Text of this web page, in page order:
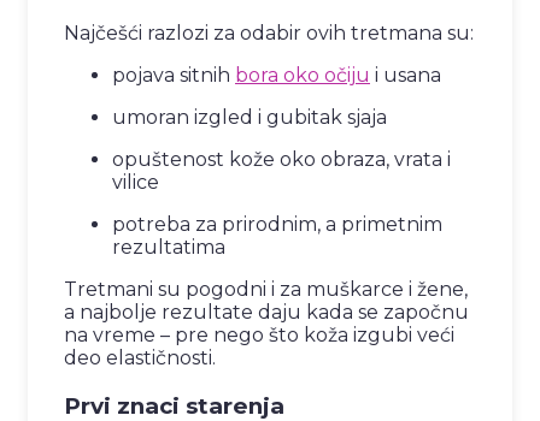
Najčešći razlozi za odabir ovih tretmana su:
pojava sitnih bora oko očiju i usana
umoran izgled i gubitak sjaja
opuštenost kože oko obraza, vrata i
vilice
potreba za prirodnim, a primetnim
rezultatima
Tretmani su pogodni i za muškarce i žene,
a najbolje rezultate daju kada se započnu
na vreme – pre nego što koža izgubi veći
deo elastičnosti.
Prvi znaci starenja